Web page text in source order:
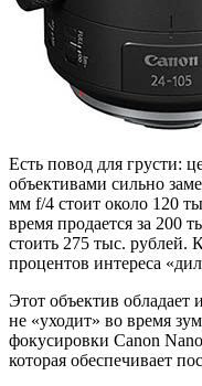
Есть повод для грусти:
объективами сильно
мм f/4 стоит около 120
время продается за 200
стоить 275 тыс. рублей.
процентов интереса
Этот объектив
не «уходит» во время
фокусировки Canon
которая обеспечивает